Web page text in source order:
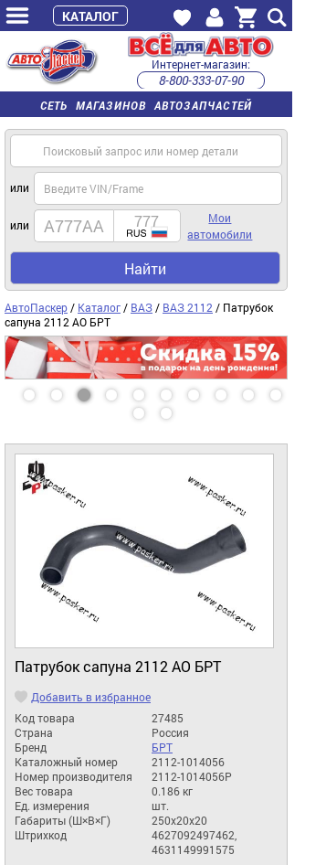
СЕТЬ МАГАЗИНОВ АВТОЗАПЧАСТЕЙ
Интернет-магазин:
8-800-333-07-90
часы работы с 9:00 до 22:00 (пн-пт)
или
или
Мои
автомобили
Найти
АвтоПаскер / Каталог / ВАЗ / ВАЗ 2112 / Патрубок
сапуна 2112 АО БРТ
Патрубок сапуна 2112 АО БРТ
Добавить в избранное
Код товара
27485
Страна
Россия
Бренд
БРТ
Каталожный номер
2112-1014056
Номер производителя
2112-1014056Р
Вес товара
0.186 кг
Ед. измерения
шт.
Габариты (Ш×В×Г)
250x20x20
Штрихкод
4627092497462,
4631149991575
КАТАЛОГ